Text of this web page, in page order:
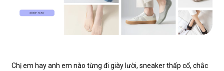
Chị em hay anh em nào từng đi giày lười, sneaker thấp cổ, chắc